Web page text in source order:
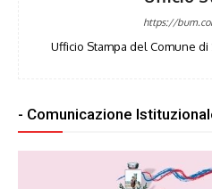
https://
Ufficio Stampa del Comune
- Comunicazione